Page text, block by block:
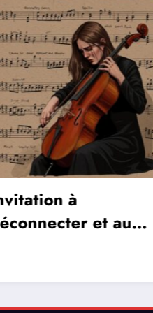
Les réseaux de
communication